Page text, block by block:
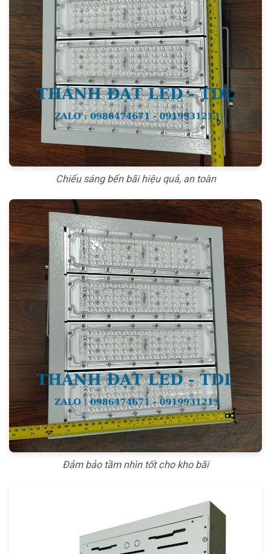
Chiếu sáng bến bãi hiệu quả, an toàn
Đảm bảo tầm nhìn tốt cho kho bãi